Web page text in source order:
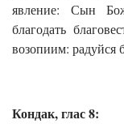
явление: Сын
благодать
возопиим: радуйся
Кондак, глас 8: